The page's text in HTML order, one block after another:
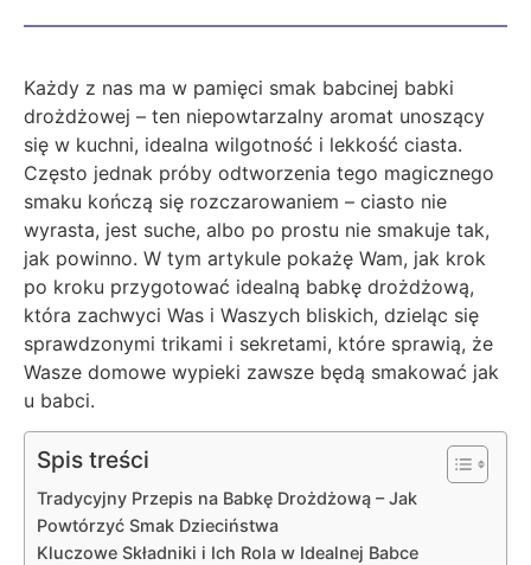
Każdy z nas ma w pamięci smak babcinej babki
drożdżowej – ten niepowtarzalny aromat unoszący
się w kuchni, idealna wilgotność i lekkość ciasta.
Często jednak próby odtworzenia tego magicznego
smaku kończą się rozczarowaniem – ciasto nie
wyrasta, jest suche, albo po prostu nie smakuje tak,
jak powinno. W tym artykule pokażę Wam, jak krok
po kroku przygotować idealną babkę drożdżową,
która zachwyci Was i Waszych bliskich, dzieląc się
sprawdzonymi trikami i sekretami, które sprawią, że
Wasze domowe wypieki zawsze będą smakować jak
u babci.
Spis treści
Tradycyjny Przepis na Babkę Drożdżową – Jak
Powtórzyć Smak Dzieciństwa
Kluczowe Składniki i Ich Rola w Idealnej Babce